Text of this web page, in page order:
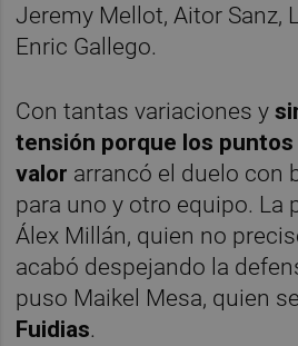
Jeremy Mellot, Aitor Sanz,
Enric Gallego.
Con tantas variaciones y
tensión porque los puntos
valor arrancó el duelo con
para uno y otro equipo. La
Álex Millán, quien no
acabó despejando la
puso Maikel Mesa, quien
Fuidias.